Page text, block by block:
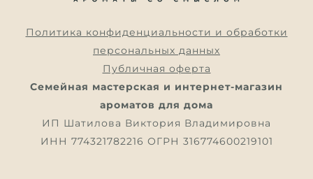
Политика конфиденциальности и обработки
персональных данных
Публичная оферта
Семейная мастерская и интернет-магазин
ароматов для дома
ИП Шатилова Виктория Владимировна
ИНН 774321782216 ОГРН 316774600219101